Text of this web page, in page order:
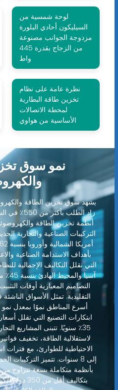
لوحة شمسية من
السيليكون أحادي البلورة
مزدوجة الجوانب مصنوعة
من الزجاج بقدرة 445
واط
نظرة عامة على نظام
تخزين طاقة البطارية
لمحطة الاتصالات
الأساسية من هواوي
نمو سوق
يشهد سوق تخزين الطاقة
زاد الطلب
التركيبات الصناعية والتجارية
بأهداف الاستدامة الصناعية
آسيا
التقليدية. تمثل الأسواق
ابتكارات التصنيع التي تقلل
35٪ سنويًا. تتبنى المشاريع
لاستقلالية الطاقة، تخفيف
إلى 8 سنوات. تتميز التركيبات
بتكاليف أقل